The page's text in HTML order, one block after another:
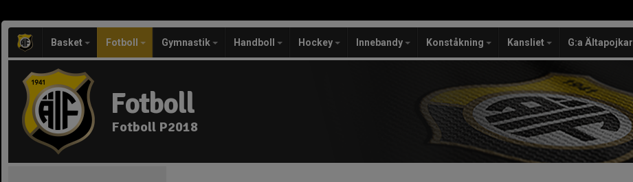
Basket Fotboll Gymnastik Handboll Hockey Innebandy Konståkning Kansliet G:a Ältapojkar
Fotboll
Fotboll P2018